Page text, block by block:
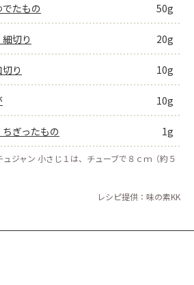
たもの 50g
切り 20g
り 10g
10g
ぎったもの 1g
ュジャン 小さじ１は、チューブで８ｃｍ（約５
レシピ提供：味の素KK